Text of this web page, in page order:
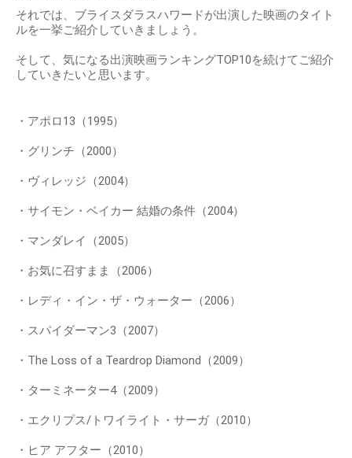
それでは、ブライスダラスハワードが出演した映画のタイト
ルを一挙ご紹介していきましょう。
そして、気になる出演映画ランキングTOP10を続けてご紹介
していきたいと思います。
・アポロ13（1995）
・グリンチ（2000）
・ヴィレッジ（2004）
・サイモン・ベイカー 結婚の条件（2004）
・マンダレイ（2005）
・お気に召すまま（2006）
・レディ・イン・ザ・ウォーター（2006）
・スパイダーマン3（2007）
・The Loss of a Teardrop Diamond（2009）
・ターミネーター4（2009）
・エクリプス/トワイライト・サーガ（2010）
・ヒア アフター（2010）